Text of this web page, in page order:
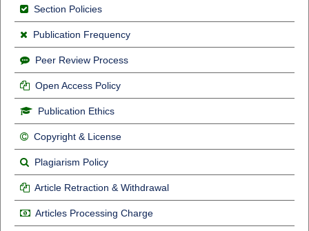
Section Policies
Publication Frequency
Peer Review Process
Open Access Policy
Publication Ethics
Copyright & License
Plagiarism Policy
Article Retraction & Withdrawal
Articles Processing Charge